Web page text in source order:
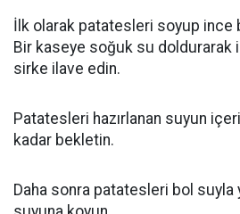
İlk olarak patatesleri soyup ince
Bir kaseye soğuk su doldurarak
sirke ilave edin.
Patatesleri hazırlanan suyun
kadar bekletin.
Daha sonra patatesleri bol suyla